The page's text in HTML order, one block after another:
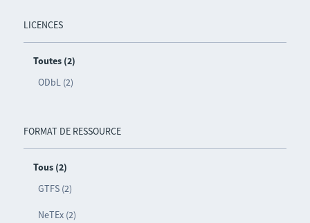
LICENCES
Toutes (2)
ODbL (2)
FORMAT DE RESSOURCE
Tous (2)
GTFS (2)
NeTEx (2)